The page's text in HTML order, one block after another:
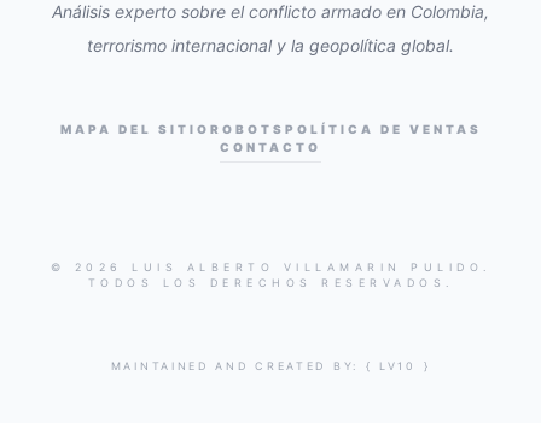
Análisis experto sobre el conflicto armado en Colombia,
terrorismo internacional y la geopolítica global.
MAPA DEL SITIO ROBOTS POLÍTICA DE VENTAS
CONTACTO
© 2026 LUIS ALBERTO VILLAMARIN PULIDO.
TODOS LOS DERECHOS RESERVADOS.
MAINTAINED AND CREATED BY: { LV10 }